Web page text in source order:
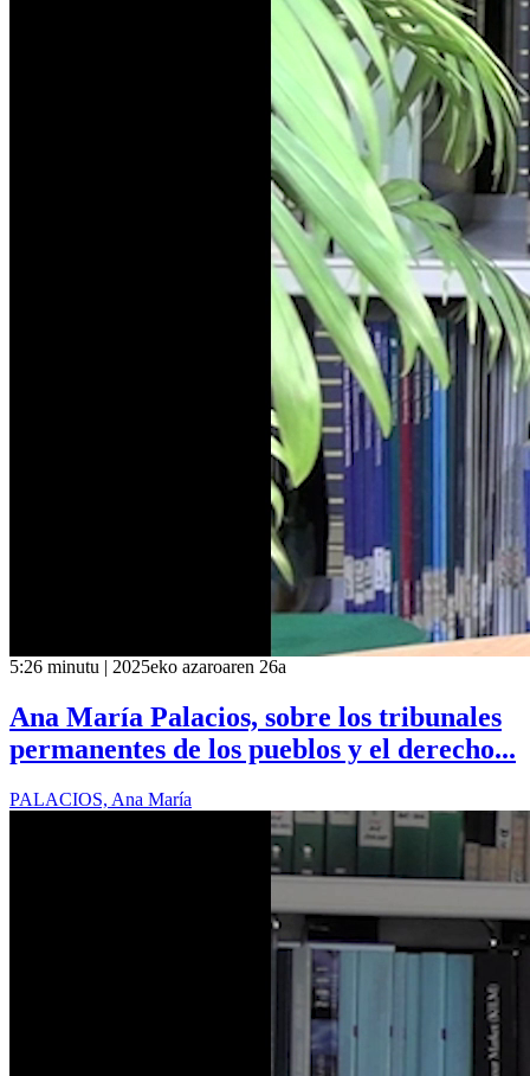
5:26 minutu | 2025eko azaroaren 26a
Ana María Palacios, sobre los tribunales
permanentes de los pueblos y el derecho...
PALACIOS, Ana María